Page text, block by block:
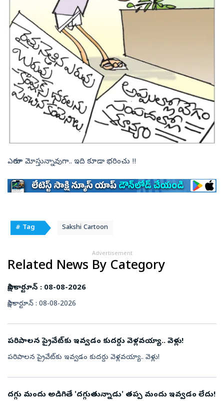
ఎలాగూ మోస్తున్నావుగా.. ఇది కూడా భరించు !!
# Tag Sakshi Cartoon
Advertisement
Related News By Category
సాక్షి కార్టూన్‌ : 08-08-2026
సాక్షి కార్టూన్‌ : 08-08-2026
పరిపాలన ప్రైవేట్‌కు ఇవ్వడం కుదర్దు వెళ్లవయ్యా.. వెళ్లు!
పరిపాలన ప్రైవేట్‌కు ఇవ్వడం కుదర్దు వెళ్లవయ్యా.. వెళ్లు!
దగ్గు మందు అడిగితే 'దగ్గుతున్నాడు' తప్ప మందు ఇవ్వడం లేదు!